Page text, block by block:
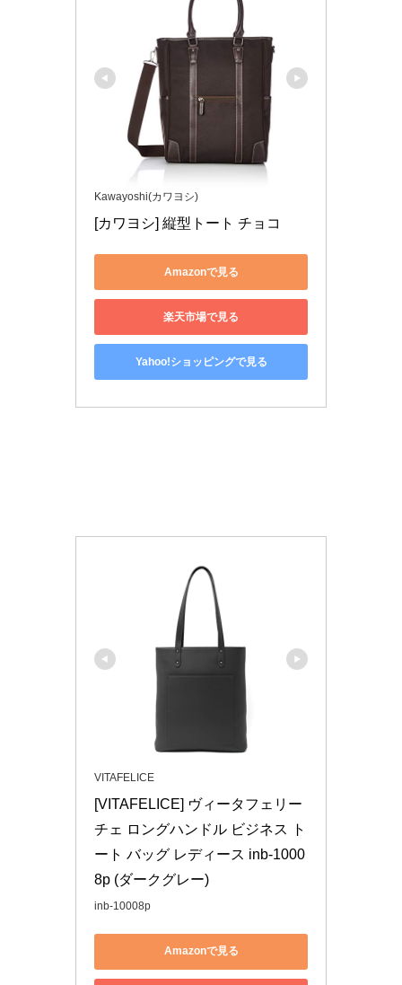
Kawayoshi(カワヨシ)
[カワヨシ] 縦型トート チョコ
Amazonで見る
楽天市場で見る
Yahoo!ショッピングで見る
VITAFELICE
[VITAFELICE] ヴィータフェリー
チェ ロングハンドル ビジネス ト
ート バッグ レディース inb-1000
8p (ダークグレー)
inb-10008p
Amazonで見る